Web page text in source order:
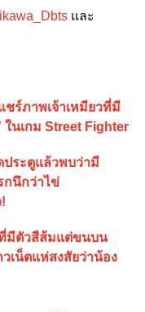
และ
ชร์ภาพเจ้าเหมียวที่มี
นเกม Street Fighter
ประตูแล้วพบว่ามี
กนึกว่าไข่
มีตัวสีส้มแต่ขนบน
เน็ตแห่สงสัยว่าน้อง